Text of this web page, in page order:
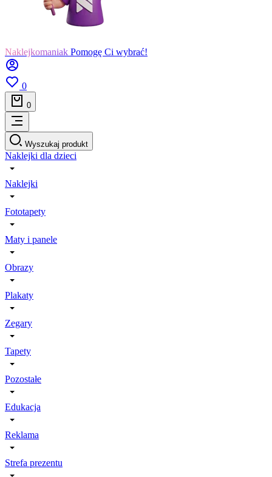
Naklejkomaniak Pomogę Ci wybrać!
0
0
Wyszukaj produkt
Naklejki dla dzieci
Naklejki
Fototapety
Maty i panele
Obrazy
Plakaty
Zegary
Tapety
Pozostałe
Edukacja
Reklama
Strefa prezentu